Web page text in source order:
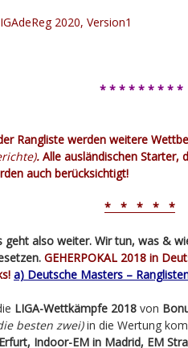
* * * * * * * * *
Rangliste werden weitere
. Alle ausländischen Starter,
auch berücksichtigt!
* * * * *
geht also weiter. Wir tun, was &
GEHERPOKAL 2018 in
a) Deutsche Masters –
LIGA-Wettkämpfe 2018 von
besten zwei)in die Wertung
Indoor-EM in Madrid, EM